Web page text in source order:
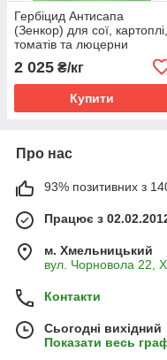
Гербіцид Антисапа
(Зенкор) для сої, картоплі,
томатів та люцерни
2 025 ₴/кг
Купити
Про нас
93% позитивних з 140
Працює з
м. Хмельницький
вул. Чорновола 22,
Контакти
Сьогодні вихідний
Показати весь